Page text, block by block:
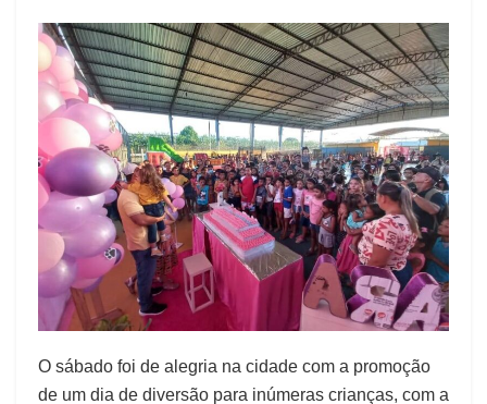
O sábado foi de alegria na cidade com a promoção
de um dia de diversão para inúmeras crianças, com a